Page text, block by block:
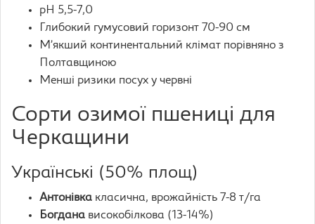
pH 5,5-7,0
Глибокий гумусовий горизонт 70-90 см
М’якший континентальний клімат порівняно з
Полтавщиною
Менші ризики посух у червні
Сорти озимої пшениці для
Черкащини
Українські (50% площ)
Антонівка класична, врожайність 7-8 т/га
Богдана високобілкова (13-14%)